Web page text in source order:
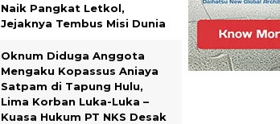
Naik Pangkat Letkol,
Jejaknya Tembus Misi Dunia
Oknum Diduga Anggota
Mengaku Kopassus Aniaya
Satpam di Tapung Hulu,
Lima Korban Luka-Luka –
Kuasa Hukum PT NKS Desak